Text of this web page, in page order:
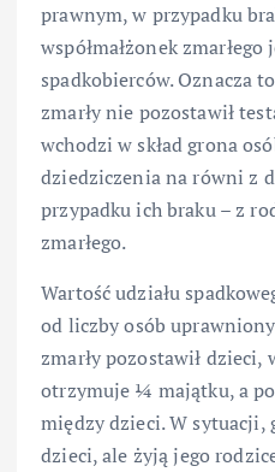
prawnym, w przypadku
współmałżonek
spadkobierców. Oznacza
zmarły nie pozostawił
wchodzi w skład grona
dziedziczenia na równi z
przypadku ich braku – z
zmarłego.
Wartość udziału
od liczby osób
zmarły pozostawił dzieci,
otrzymuje ¼ majątku, a
między dzieci. W sytuacji,
dzieci, ale żyją jego